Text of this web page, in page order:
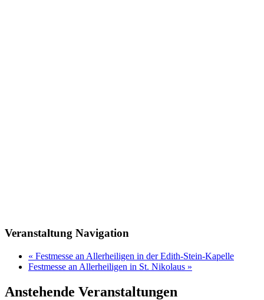
Veranstaltung Navigation
« Festmesse an Allerheiligen in der Edith-Stein-Kapelle
Festmesse an Allerheiligen in St. Nikolaus »
Anstehende Veranstaltungen